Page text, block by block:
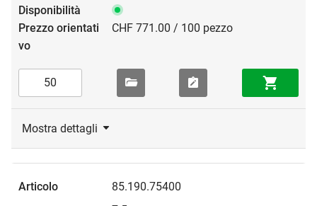
CHF 771.00 / 100 pezzo
Mostra dettagli
85.190.75400